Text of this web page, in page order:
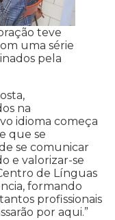
teve
uma série
pela
na
idioma começa
que se
se comunicar
e valorizar-se
de Línguas
formando
profissionais
por aqui.”